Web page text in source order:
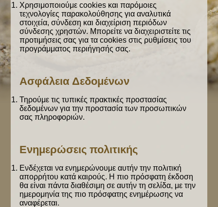
Χρησιμοποιούμε cookies και παρόμοιες
τεχνολογίες παρακολούθησης για αναλυτικά
στοιχεία, σύνδεση και διαχείριση περιόδων
σύνδεσης χρηστών. Μπορείτε να διαχειριστείτε τις
προτιμήσεις σας για τα cookies στις ρυθμίσεις του
προγράμματος περιήγησής σας.
Ασφάλεια Δεδομένων
Τηρούμε τις τυπικές πρακτικές προστασίας
δεδομένων για την προστασία των προσωπικών
σας πληροφοριών.
Ενημερώσεις πολιτικής
Ενδέχεται να ενημερώνουμε αυτήν την πολιτική
απορρήτου κατά καιρούς. Η πιο πρόσφατη έκδοση
θα είναι πάντα διαθέσιμη σε αυτήν τη σελίδα, με την
ημερομηνία της πιο πρόσφατης ενημέρωσης να
αναφέρεται.